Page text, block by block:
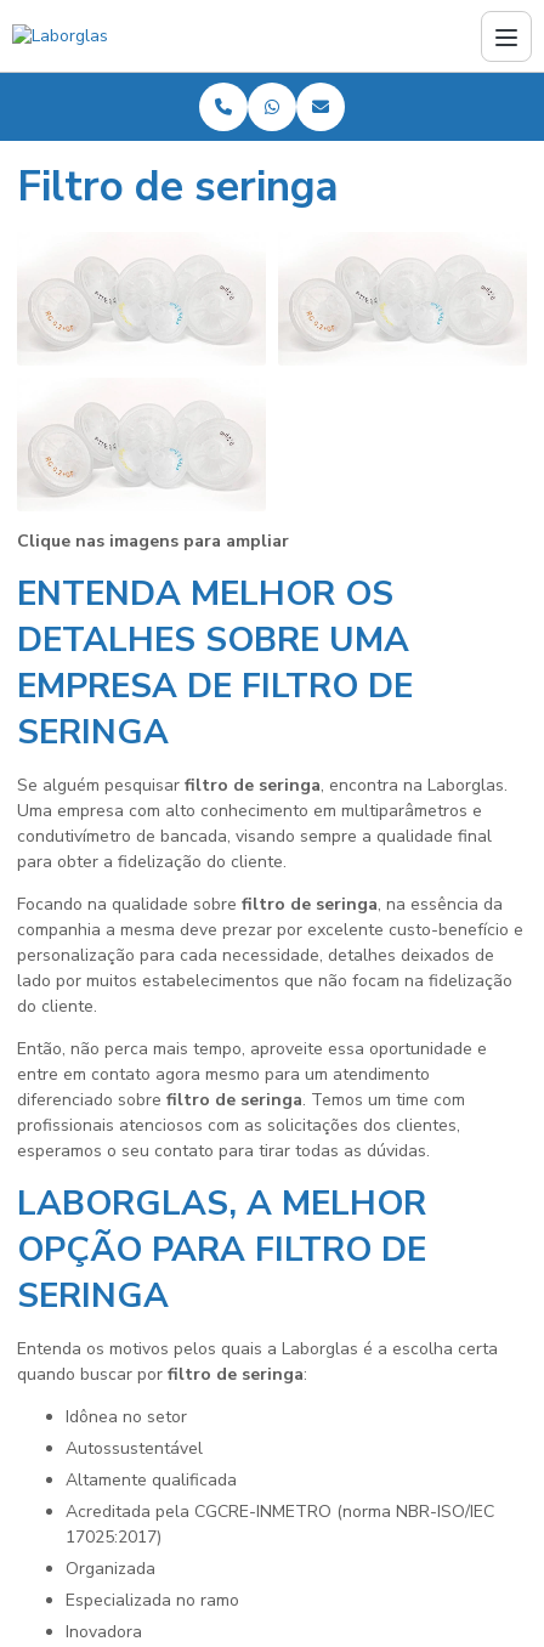
Filtro de seringa
Clique nas imagens para ampliar
ENTENDA MELHOR OS
DETALHES SOBRE UMA
EMPRESA DE FILTRO DE
SERINGA
Se alguém pesquisar filtro de seringa, encontra na Laborglas.
Uma empresa com alto conhecimento em multiparâmetros e
condutivímetro de bancada, visando sempre a qualidade final
para obter a fidelização do cliente.
Focando na qualidade sobre filtro de seringa, na essência da
companhia a mesma deve prezar por excelente custo-benefício e
personalização para cada necessidade, detalhes deixados de
lado por muitos estabelecimentos que não focam na fidelização
do cliente.
Então, não perca mais tempo, aproveite essa oportunidade e
entre em contato agora mesmo para um atendimento
diferenciado sobre filtro de seringa. Temos um time com
profissionais atenciosos com as solicitações dos clientes,
esperamos o seu contato para tirar todas as dúvidas.
LABORGLAS, A MELHOR
OPÇÃO PARA FILTRO DE
SERINGA
Entenda os motivos pelos quais a Laborglas é a escolha certa
quando buscar por filtro de seringa:
idônea no setor
autossustentável
altamente qualificada
acreditada pela CGCRE-INMETRO (norma NBR-ISO/IEC
17025:2017)
organizada
especializada no ramo
inovadora